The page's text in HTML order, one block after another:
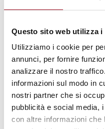
Questo sito web utilizza i
Utilizziamo i cookie per
annunci, per fornire
analizzare il nostro
informazioni sul modo in
nostri partner che si
pubblicità e social media,
con altre informazioni che
natura
Diana Crestan
25.05.2026
© Global Campus of